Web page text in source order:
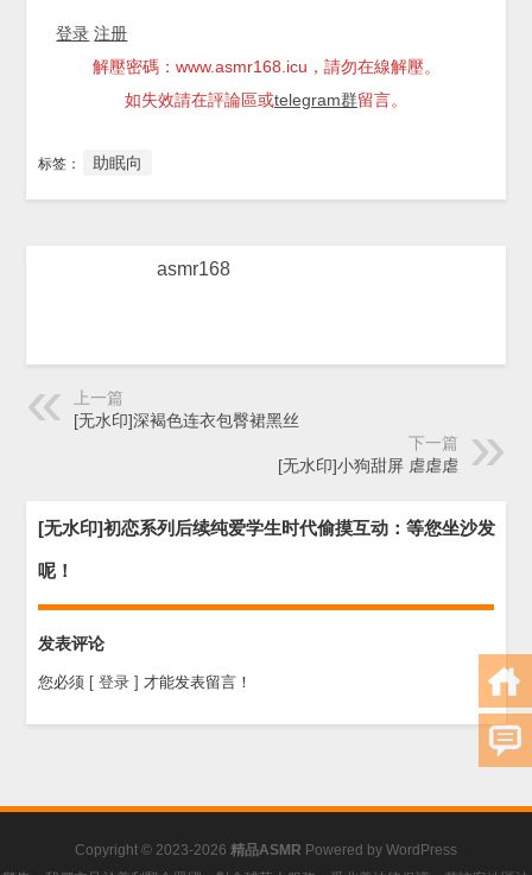
登录 注册
解壓密碼：www.asmr168.icu，請勿在線解壓。
如失效請在評論區或telegram群留言。
标签： 助眠向
asmr168
上一篇
[无水印]深褐色连衣包臀裙黑丝
下一篇
[无水印]小狗甜屏 虐虐虐
[无水印]初恋系列后续纯爱学生时代偷摸互动：等您坐沙发
呢！
发表评论
您必须 [ 登录 ] 才能发表留言！
Copyright © 2023-2026 精品ASMR Powered by WordPress